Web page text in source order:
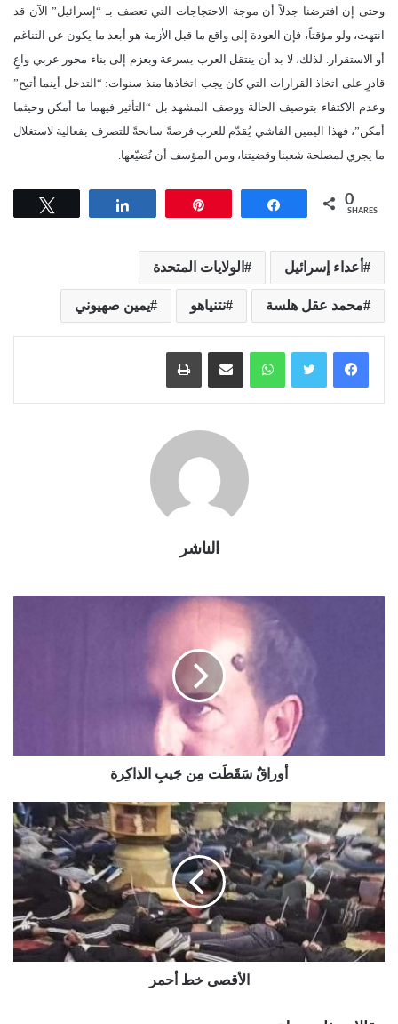
وحتى إن افترضنا جدلاً أن موجة الاحتجاجات التي تعصف بـ “إسرائيل” الآن قد
انتهت، ولو مؤقتاً، فإن العودة إلى واقع ما قبل الأزمة هو أبعد ما يكون عن التناغم
أو الاستقرار. لذلك، لا بد أن ينتقل العرب بسرعة وبعزم إلى بناء محور عربي واعٍ
قادرٍ على اتخاذ القرارات التي كان يجب اتخاذها منذ سنوات: “التدخل أينما أتيح”
وعدم الاكتفاء بتوصيف الحالة ووصف المشهد بل “التأثير فيهما ما أمكن وحيثما
أمكن”، فهذا اليمين الفاشي يُقدّم للعرب فرصةً سانحةً للتصرف بفعالية لاستغلال
ما يجري لمصلحة شعبنا وقضيتنا، ومن المؤسف أن نُضيّعها.
Share 0
SHARES
أعداء إسرائيل الولايات المتحدة
محمد عقل هلسة نتنياهو يمين صهيوني
واتساب مشاركة عبر البريد طباعة
الناشر
أوراقٌ سَقَطَت مِن جَيبِ الذاكِرة
الأقصى خط أحمر